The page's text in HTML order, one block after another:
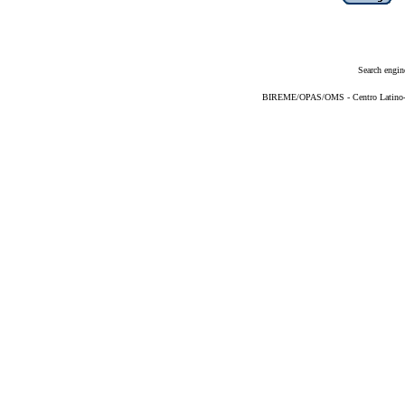
Search
BIREME/OPAS/OMS - Centro Latino-